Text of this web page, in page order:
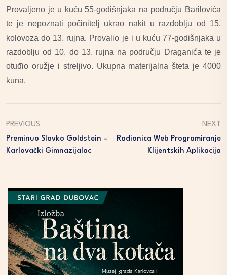
Provaljeno je u kuću 55-godišnjaka na području Barilovića
te je nepoznati počinitelj ukrao nakit u razdoblju od 15.
kolovoza do 13. rujna. Provalio je i u kuću 77-godišnjaka u
razdoblju od 10. do 13. rujna na području Draganića te je
otuđio oružje i streljivo. Ukupna materijalna šteta je 4000
kuna.
PREVIOUS
Preminuo Slavko Goldstein –
Karlovački Gimnazijalac
NEXT
Radionica Web Programiranje
Klijentskih Aplikacija